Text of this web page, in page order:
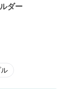
ダー